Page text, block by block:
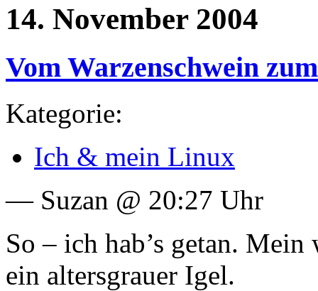
14. November 2004
Vom Warzenschwein
Kategorie:
Ich & mein Linux
— Suzan @ 20:27 Uhr
So – ich hab’s getan.
ein altersgrauer Igel.